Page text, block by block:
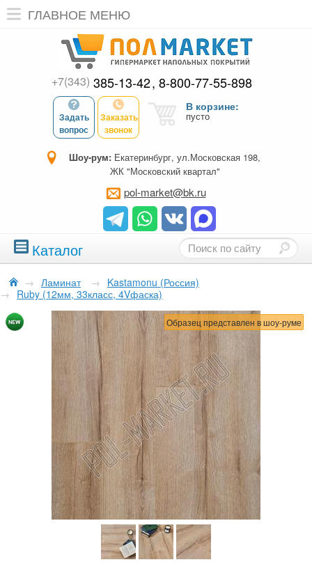
ГЛАВНОЕ МЕНЮ
+7(343) 385-13-42 8-800-77-55-898
Задать
вопрос
Заказать
звонок
В корзине:
пусто
Шоу-рум: Екатеринбург, ул.Московская 198,
ЖК "Московский квартал"
pol-market@bk.ru
Каталог
→ Ламинат → Kastamonu (Россия)
→ Ruby (12мм, 33класс, 4Vфаска)
Образец представлен в шоу-руме